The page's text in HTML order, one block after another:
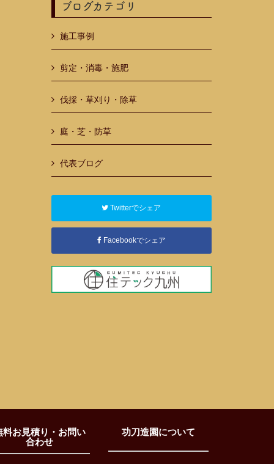
ブログカテゴリ
施工事例
剪定・消毒・施肥
伐採・草刈り・除草
庭・芝・防草
代表ブログ
Twitterでシェア
Facebookでシェア
料お見積り・お問い
合わせ
功刀造園について